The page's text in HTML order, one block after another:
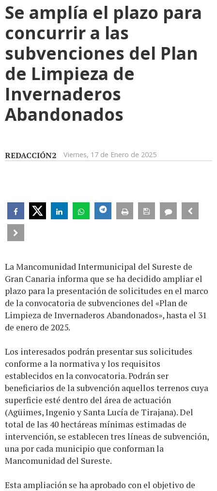
Se amplía el plazo para
concurrir a las
subvenciones del Plan
de Limpieza de
Invernaderos
Abandonados
REDACCIÓN2 Viernes, 17 de Enero de 2025
La Mancomunidad Intermunicipal del Sureste de
Gran Canaria informa que se ha decidido ampliar el
plazo para la presentación de solicitudes en el marco
de la convocatoria de subvenciones del «Plan de
Limpieza de Invernaderos Abandonados», hasta el 31
de enero de 2025.
Los interesados podrán presentar sus solicitudes
conforme a la normativa y los requisitos
establecidos en la convocatoria. Podrán ser
beneficiarios de la subvención aquellos terrenos cuya
superficie esté dentro del área de actuación
(Agüimes, Ingenio y Santa Lucía de Tirajana). Del
total de las 40 hectáreas mínimas estimadas de
intervención, se establecen tres líneas de subvención,
una por cada municipio que conforman la
Mancomunidad del Sureste.
Esta ampliación se ha aprobado con el objetivo de